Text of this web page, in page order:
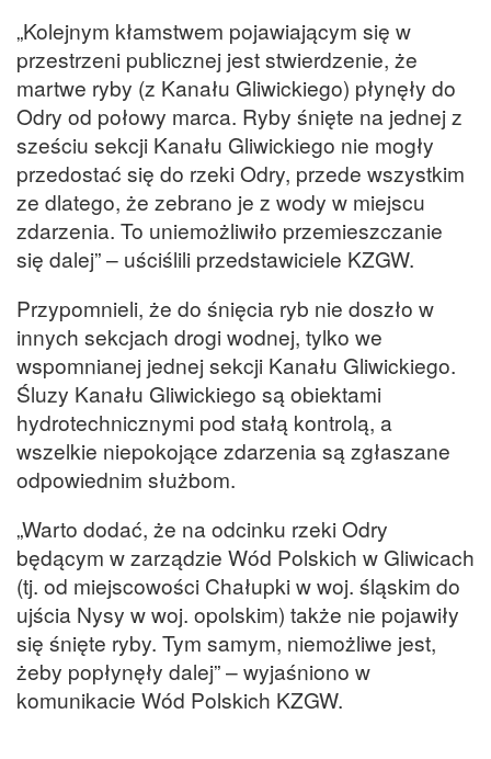
„Kolejnym kłamstwem pojawiającym się w
przestrzeni publicznej jest stwierdzenie, że
martwe ryby (z Kanału Gliwickiego) płynęły do
Odry od połowy marca. Ryby śnięte na jednej z
sześciu sekcji Kanału Gliwickiego nie mogły
przedostać się do rzeki Odry, przede wszystkim
ze dlatego, że zebrano je z wody w miejscu
zdarzenia. To uniemożliwiło przemieszczanie
się dalej” – uściślili przedstawiciele KZGW.
Przypomnieli, że do śnięcia ryb nie doszło w
innych sekcjach drogi wodnej, tylko we
wspomnianej jednej sekcji Kanału Gliwickiego.
Śluzy Kanału Gliwickiego są obiektami
hydrotechnicznymi pod stałą kontrolą, a
wszelkie niepokojące zdarzenia są zgłaszane
odpowiednim służbom.
„Warto dodać, że na odcinku rzeki Odry
będącym w zarządzie Wód Polskich w Gliwicach
(tj. od miejscowości Chałupki w woj. śląskim do
ujścia Nysy w woj. opolskim) także nie pojawiły
się śnięte ryby. Tym samym, niemożliwe jest,
żeby popłynęły dalej” – wyjaśniono w
komunikacie Wód Polskich KZGW.